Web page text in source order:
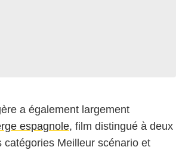
a également largement
espagnole, film distingué à deux
catégories Meilleur scénario et